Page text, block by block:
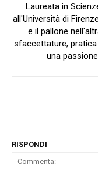
Laureata in
all'Università di
e il pallone
sfaccettature,
una
RISPONDI